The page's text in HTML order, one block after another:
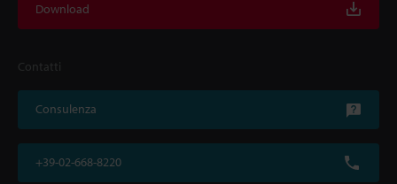
Download
Contatti
Consulenza
+39-02-668-8220